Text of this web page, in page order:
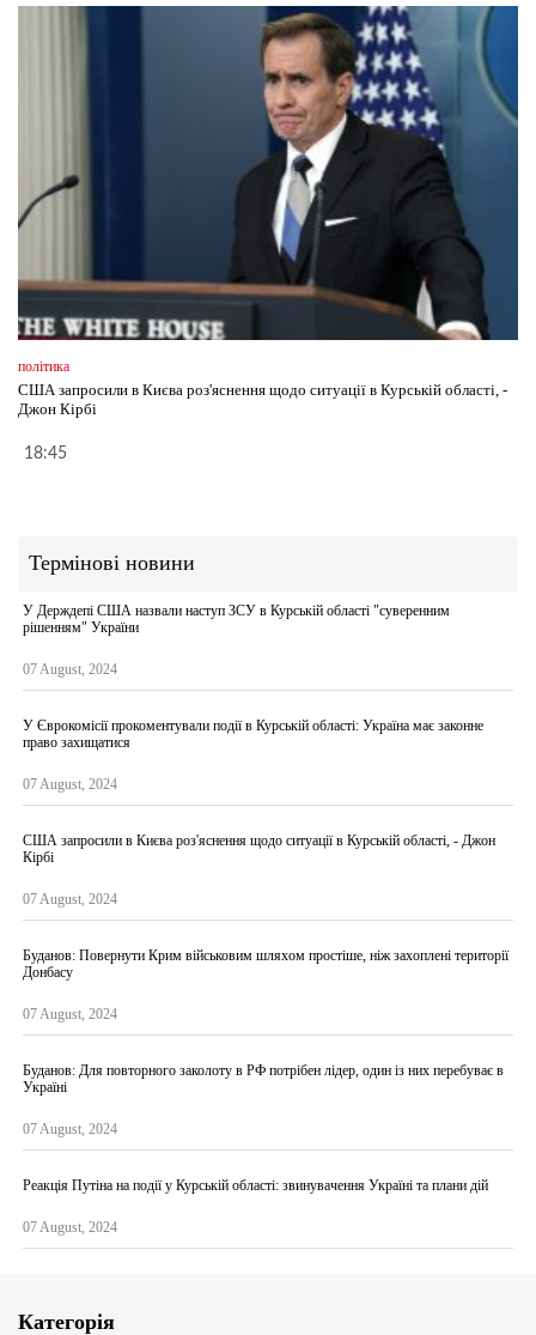
політика
США запросили в Києва роз'яснення щодо ситуації в Курській області, -
Джон Кірбі
18:45
Термінові новини
У Держдепі США назвали наступ ЗСУ в Курській області "суверенним
рішенням" України
07 August, 2024
У Єврокомісії прокоментували події в Курській області: Україна має законне
право захищатися
07 August, 2024
США запросили в Києва роз'яснення щодо ситуації в Курській області, - Джон
Кірбі
07 August, 2024
Буданов: Повернути Крим військовим шляхом простіше, ніж захоплені території
Донбасу
07 August, 2024
Буданов: Для повторного заколоту в РФ потрібен лідер, один із них перебуває в
Україні
07 August, 2024
Реакція Путіна на події у Курській області: звинувачення Україні та плани дій
07 August, 2024
Категорія